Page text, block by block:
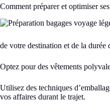
Comment préparer et optimiser
de votre destination et de la durée
Optez pour des vêtements
Utilisez des techniques
vos affaires durant le trajet.